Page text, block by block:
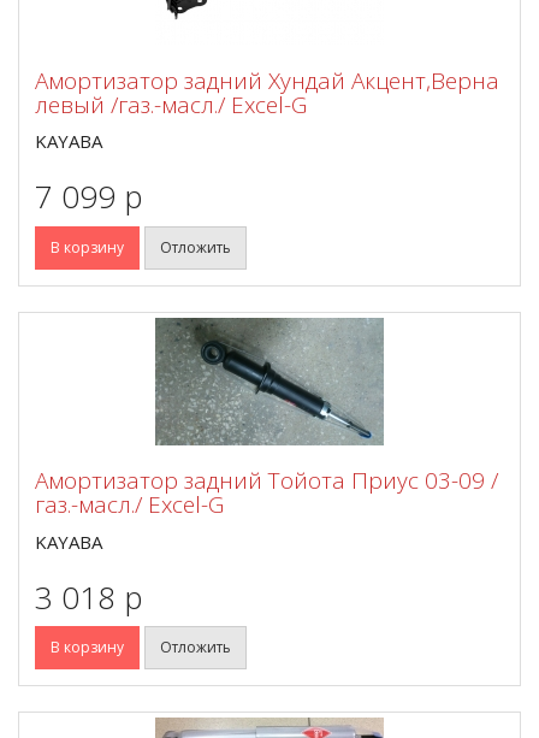
Амортизатор задний Хундай Акцент,Верна
левый /газ.-масл./ Excel-G
KAYABA
7 099 p
В корзину Отложить
Амортизатор задний Тойота Приус 03-09 /
газ.-масл./ Excel-G
KAYABA
3 018 p
В корзину Отложить